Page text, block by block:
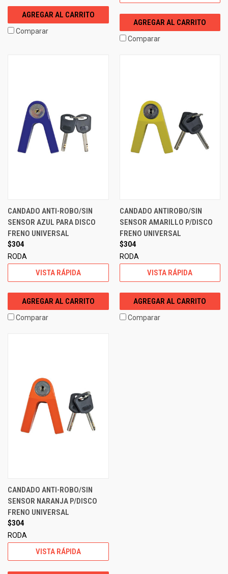
AGREGAR AL CARRITO
Comparar
AGREGAR AL CARRITO
Comparar
CANDADO ANTI-ROBO/SIN
SENSOR AZUL PARA DISCO
FRENO UNIVERSAL
$304
RODA
VISTA RÁPIDA
AGREGAR AL CARRITO
Comparar
CANDADO ANTIROBO/SIN
SENSOR AMARILLO P/DISCO
FRENO UNIVERSAL
$304
RODA
VISTA RÁPIDA
AGREGAR AL CARRITO
Comparar
CANDADO ANTI-ROBO/SIN
SENSOR NARANJA P/DISCO
FRENO UNIVERSAL
$304
RODA
VISTA RÁPIDA